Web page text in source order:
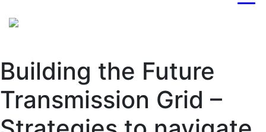
Building the Future
Transmission Grid –